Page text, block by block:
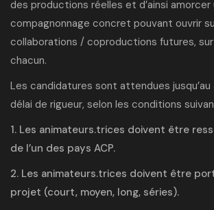
des productions réelles et d’ainsi amorcer
compagnonnage concret pouvant ouvrir
collaborations / coproductions futures,
chacun.
Les candidatures sont attendues jusqu’au
délai de rigueur, selon les conditions
1. Les animateurs.trices doivent être
de l’un des pays ACP.
2. Les animateurs.trices doivent être
projet (court, moyen, long, séries).